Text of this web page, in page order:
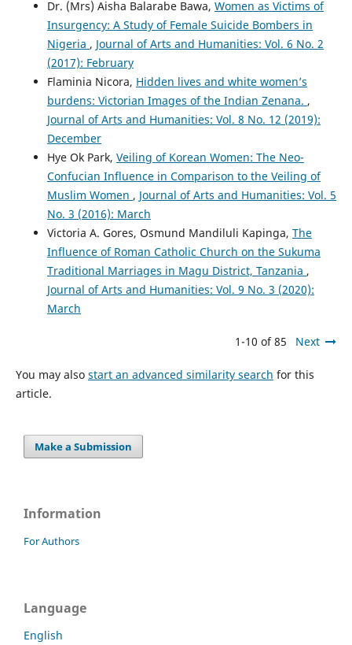
Dr. (Mrs) Aisha Balarabe Bawa, Women as Victims of
Insurgency: A Study of Female Suicide Bombers in
Nigeria , Journal of Arts and Humanities: Vol. 6 No. 2
(2017): February
Flaminia Nicora, Hidden lives and white women’s
burdens: Victorian Images of the Indian Zenana. ,
Journal of Arts and Humanities: Vol. 8 No. 12 (2019):
December
Hye Ok Park, Veiling of Korean Women: The Neo-
Confucian Influence in Comparison to the Veiling of
Muslim Women , Journal of Arts and Humanities: Vol. 5
No. 3 (2016): March
Victoria A. Gores, Osmund Mandiluli Kapinga, The
Influence of Roman Catholic Church on the Sukuma
Traditional Marriages in Magu District, Tanzania ,
Journal of Arts and Humanities: Vol. 9 No. 3 (2020):
March
1-10 of 85 Next
You may also start an advanced similarity search for this
article.
Make a Submission
Information
For Authors
Language
English